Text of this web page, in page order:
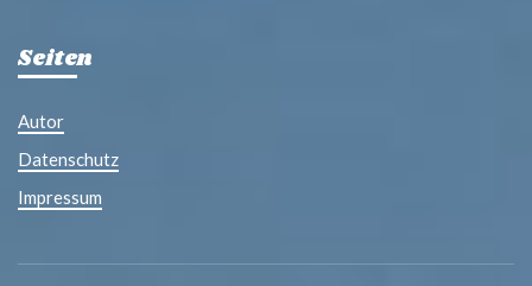
Seiten
Autor
Datenschutz
Impressum